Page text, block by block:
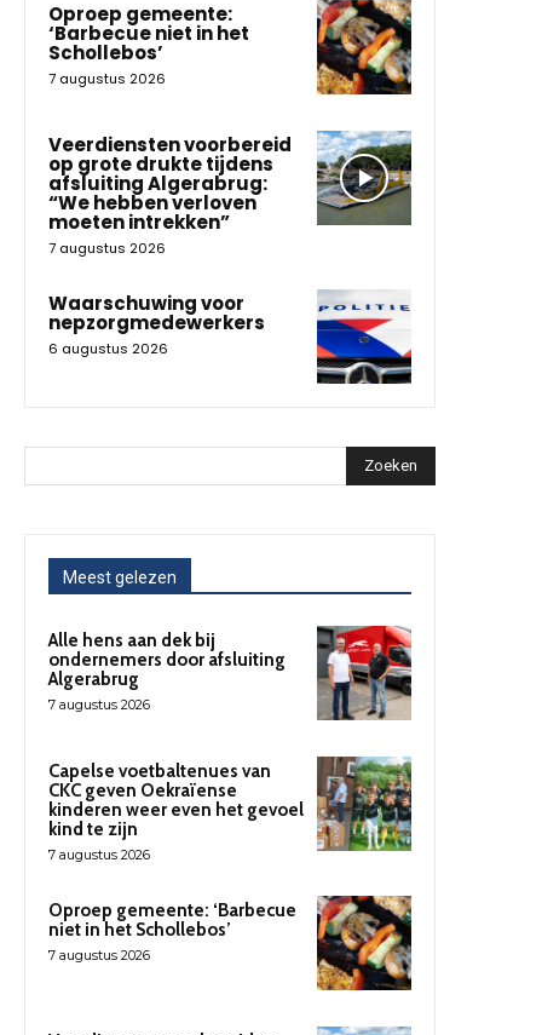
Oproep gemeente:
‘Barbecue niet in het
Schollebos’
7 augustus 2026
Veerdiensten voorbereid
op grote drukte tijdens
afsluiting Algerabrug:
“We hebben verloven
moeten intrekken”
7 augustus 2026
Waarschuwing voor
nepzorgmedewerkers
6 augustus 2026
Zoeken
Meest gelezen
Alle hens aan dek bij
ondernemers door afsluiting
Algerabrug
7 augustus 2026
Capelse voetbaltenues van
CKC geven Oekraïense
kinderen weer even het gevoel
kind te zijn
7 augustus 2026
Oproep gemeente: ‘Barbecue
niet in het Schollebos’
7 augustus 2026